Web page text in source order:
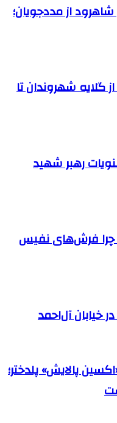
از مددجویان؛
گلایه شهروندان تا
رهبر شهید
چرا فرش‌های نفیس
خیابان آل‌احمد
پالایش» پلدختر؛